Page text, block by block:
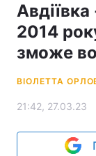
2014
зможе
ВІОЛЕТТА
21:42, 27.03.23